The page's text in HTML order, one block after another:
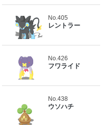
No.405
レントラー
No.426
フワライド
No.438
ウソハチ